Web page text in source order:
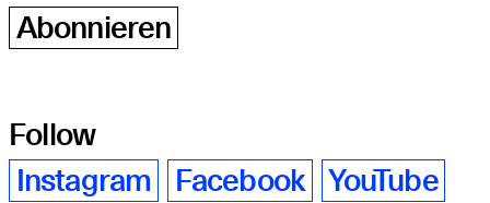
Abonnieren
Follow
Instagram
Facebook YouTube